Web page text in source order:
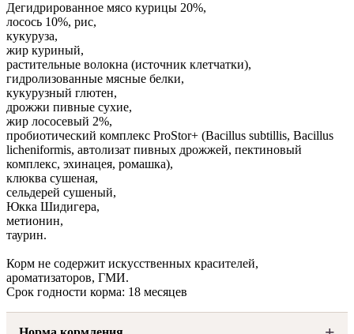
Дегидрированное мясо курицы 20%,
лосось 10%, рис,
кукуруза,
жир куриный,
растительные волокна (источник клетчатки),
гидролизованные мясные белки,
кукурузный глютен,
дрожжи пивные сухие,
жир лососевый 2%,
пробиотический комплекс ProStor+ (Bacillus subtillis, Bacillus
licheniformis, автолизат пивных дрожжей, пектиновый
комплекс, эхинацея, ромашка),
клюква сушеная,
сельдерей сушеный,
Юкка Шидигера,
метионин,
таурин.
Корм не содержит искусственных красителей,
ароматизаторов, ГМИ.
Срок годности корма: 18 месяцев